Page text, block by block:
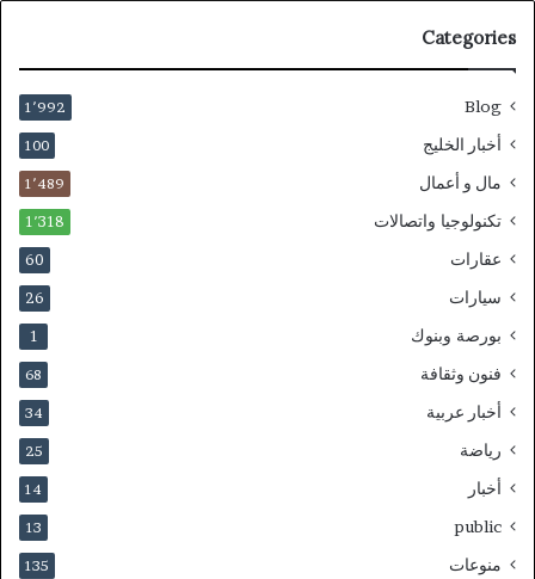
Categories
Blog 1٬992
أخبار الخليج 100
مال و أعمال 1٬489
تكنولوجيا واتصالات 1٬318
عقارات 60
سيارات 26
بورصة وبنوك 1
فنون وثقافة 68
أخبار عربية 34
رياضة 25
أخبار 14
public
13
منوعات 135